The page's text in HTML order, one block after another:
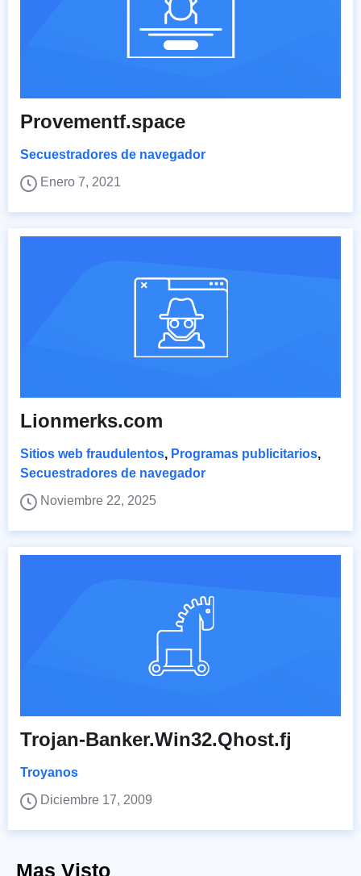
Provementf.space
Secuestradores de navegador
Enero 7, 2021
Lionmerks.com
Sitios web fraudulentos, Programas publicitarios,
Secuestradores de navegador
Noviembre 22, 2025
Trojan-Banker.Win32.Qhost.fj
Troyanos
Diciembre 17, 2009
Mas Visto